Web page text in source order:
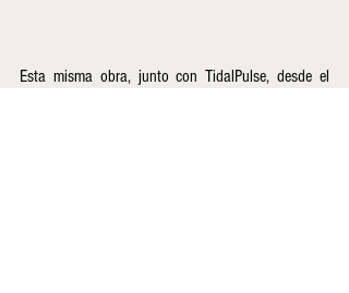
Esta misma obra, junto con TidalPulse, desde el